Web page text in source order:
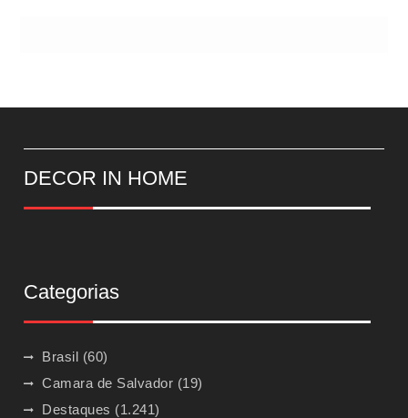
DECOR IN HOME
Categorias
Brasil (60)
Camara de Salvador (19)
Destaques (1.241)